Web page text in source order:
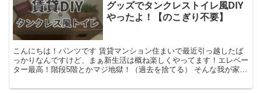
グッズでタンクレストイレ風DIY
やったよ！【のこぎり不要】
こんにちは！パンツです 賃貸マンション住まいで最近引っ越したば
っかりなんですけど、まぁ新生活は概ね楽しくやってます！エレベー
ター最高！階段5階とかマジ地獄！（過去を捨てる） そんな我が家で